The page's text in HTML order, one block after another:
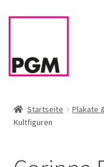
Zur
Zum
News
Startseite Plakate
Kultfiguren